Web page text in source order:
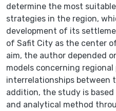
determine the most
strategies in the region,
development of its
of Safit City as the center
aim, the author depended
models concerning
interrelationships between
addition, the study is
and analytical method